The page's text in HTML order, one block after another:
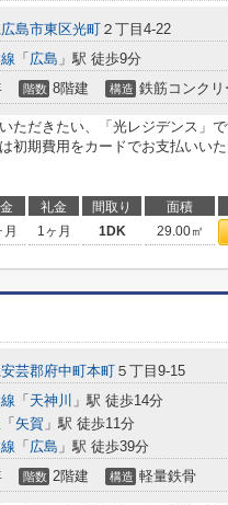
広島市東区光町 ２丁目4-22
「 広島 」駅 徒歩9分
階数 8階建 構造 鉄筋コンクリ
ただきたい、「光レジデンス」
初期費用をカードでお支払いい
礼金 間取り 面積
月 1ヶ月 1DK 29.00㎡
安芸郡府中町本町 ５丁目9-15
「 天神川 」駅 徒歩14分
「 矢賀 」駅 徒歩11分
「 広島 」駅 徒歩39分
階数 2階建 構造 軽量鉄骨